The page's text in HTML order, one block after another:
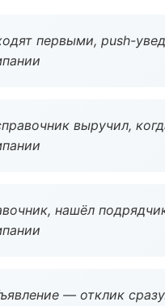
первыми, push-
выручил,
нашёл
— отклик